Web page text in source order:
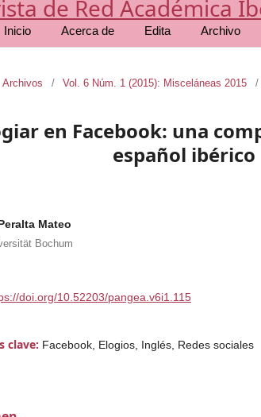
Inicio Acerca de Edita Archivo
Archivos / Vol. 6 Núm. 1 (2015): Misceláneas 2015 /
en Facebook: una
español
Mateo
Bochum
doi.org/10.52203/pangea.v6i1.115
clave: Facebook, Elogios, Inglés, Redes sociales